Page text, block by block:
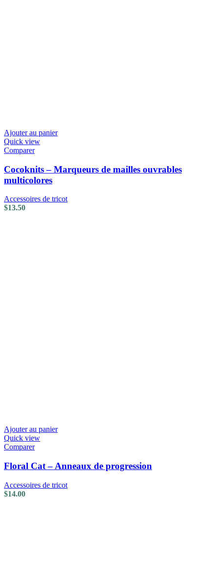
Ajouter au panier
Quick view
Comparer
Cocoknits – Marqueurs de mailles ouvrables
multicolores
Accessoires de tricot
$13.50
Ajouter au panier
Quick view
Comparer
Floral Cat – Anneaux de progression
Accessoires de tricot
$14.00